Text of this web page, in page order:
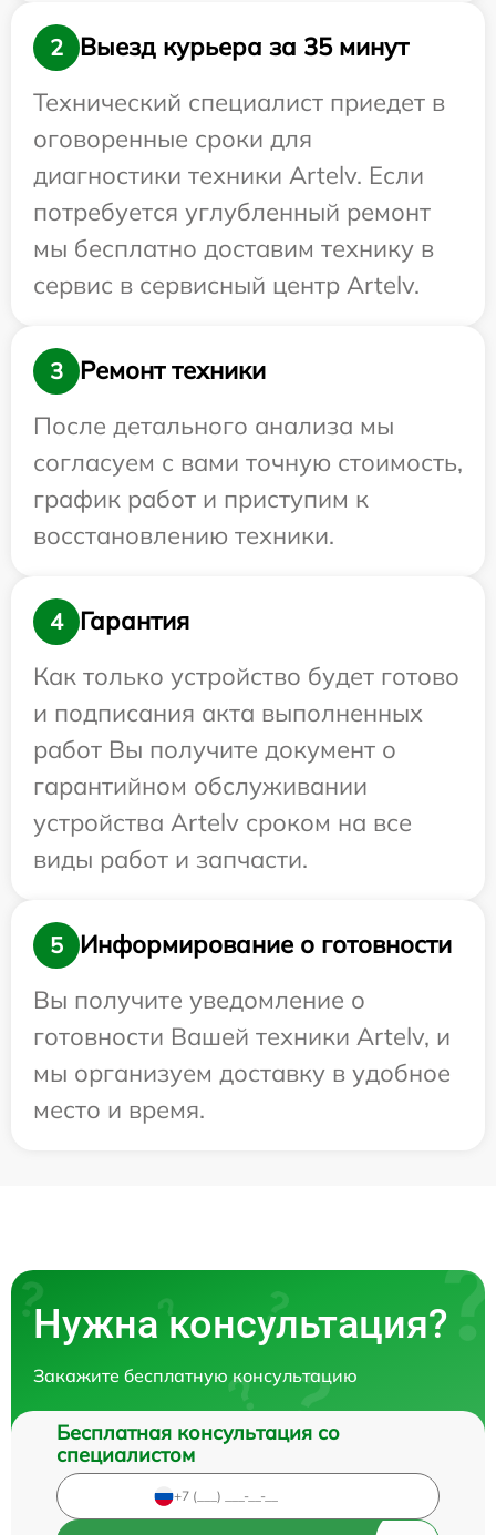
2
Выезд курьера за 35 минут
Технический специалист приедет в
оговоренные сроки для
диагностики техники Artelv. Если
потребуется углубленный ремонт
мы бесплатно доставим технику в
сервис в сервисный центр Artelv.
3
Ремонт техники
После детального анализа мы
согласуем с вами точную стоимость,
график работ и приступим к
восстановлению техники.
4
Гарантия
Как только устройство будет готово
и подписания акта выполненных
работ Вы получите документ о
гарантийном обслуживании
устройства Artelv сроком на все
виды работ и запчасти.
5
Информирование о готовности
Вы получите уведомление о
готовности Вашей техники Artelv, и
мы организуем доставку в удобное
место и время.
Нужна консультация?
Закажите бесплатную консультацию
Бесплатная консультация со
специалистом